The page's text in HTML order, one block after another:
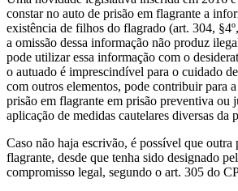
constar no auto de prisão em flagrante a
existência de filhos do flagrado (art. 304,
a omissão dessa informação não produz
pode utilizar essa informação com o
o autuado é imprescindível para o cuidado
com outros elementos, pode contribuir para
prisão em flagrante em prisão preventiva ou
aplicação de medidas cautelares diversas da
Caso não haja escrivão, é possível que outra
flagrante, desde que tenha sido designado
compromisso legal, segundo o art. 305 do